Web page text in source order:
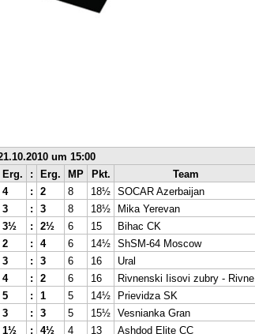
um 15:00
Erg. : Erg. MP Pkt. Team
4 : 2 8 18½ SOCAR Azerbaijan
3 : 3 8 18½ Mika Yerevan
3½ : 2½ 6 15 Bihac CK
2 : 4 6 14½ ShSM-64 Moscow
3 : 3 6 16 Ural
4 : 2 6 16 Rivnenski Iisovi zubry - Rivne
5 : 1 5 14½ Prievidza SK
3 : 3 5 15½ Vesnianka Gran
1½ : 4½ 4 13 Ashdod Elite CC